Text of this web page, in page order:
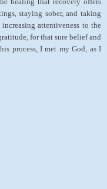
staying sober, and taking
attentiveness to the
for that sure belief and
process, I met my God, as I